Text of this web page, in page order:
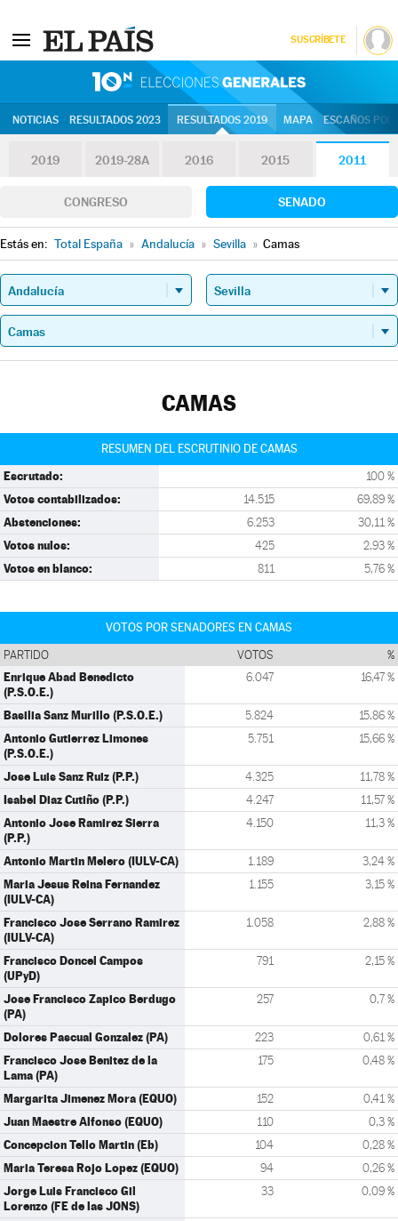
SUSCRÍBETE
NOTICIAS RESULTADOS 2023 RESULTADOS 2019 MAPA ESCAÑOS
2019 2019-28A 2016 2015 2011
CONGRESO SENADO
Estás en: Total España » Andalucía » Sevilla » Camas
CAMAS
RESUMEN DEL ESCRUTINIO DE CAMAS
Escrutado: 100 %
Votos contabilizados: 14.515 69,89 %
Abstenciones: 6.253 30,11 %
Votos nulos: 425 2,93 %
Votos en blanco: 811 5,76 %
VOTOS POR SENADORES EN CAMAS
PARTIDO VOTOS %
Enrique Abad Benedicto
(P.S.O.E.)
6.047 16,47 %
Basilia Sanz Murillo (P.S.O.E.) 5.824 15,86 %
Antonio Gutierrez Limones
(P.S.O.E.)
5.751 15,66 %
Jose Luis Sanz Ruiz (P.P.) 4.325 11,78 %
Isabel Diaz Cutiño (P.P.) 4.247 11,57 %
Antonio Jose Ramirez Sierra
(P.P.)
4.150 11,3 %
Antonio Martin Melero (IULV-CA) 1.189 3,24 %
Maria Jesus Reina Fernandez
(IULV-CA)
1.155 3,15 %
Francisco Jose Serrano Ramirez
(IULV-CA)
1.058 2,88 %
Francisco Doncel Campos
(UPyD)
791 2,15 %
Jose Francisco Zapico Berdugo
(PA)
257 0,7 %
Dolores Pascual Gonzalez (PA) 223 0,61 %
Francisco Jose Benitez de la
Lama (PA)
175 0,48 %
Margarita Jimenez Mora (EQUO) 152 0,41 %
Juan Maestre Alfonso (EQUO) 110 0,3 %
Concepcion Tello Martin (Eb) 104 0,28 %
Maria Teresa Rojo Lopez (EQUO) 94 0,26 %
Jorge Luis Francisco Gil
Lorenzo (FE de las JONS)
33 0,09 %